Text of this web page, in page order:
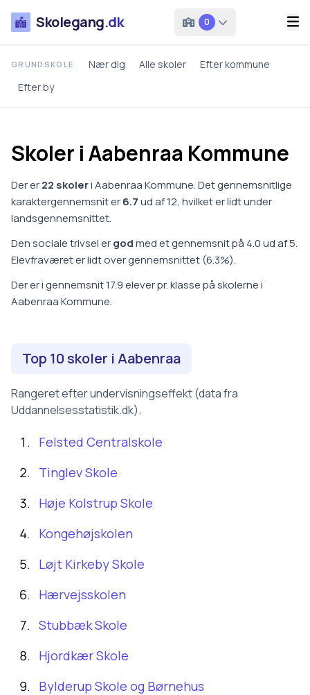
Skolegang.dk 0
GRUNDSKOLE Nær dig Alle skoler
Efter kommune
Efter by
Skoler iAabenraa Kommune
Der er22 skoleriAabenraa Kommune.Det gennemsnitlige
karaktergennemsnit er6.7ud af 12, hvilket erlidt under
landsgennemsnittet.
Den sociale trivsel ergodmed et gennemsnit på 4.0ud af 5.
Elevfraværet erlidt over gennemsnittet (6.3%).
Der er i gennemsnit17.9elever pr. klasse påskolerne i
Aabenraa Kommune.
Top 10 skoler iAabenraa
Rangeret efter undervisningseffekt (data fra
Uddannelsesstatistik.dk).
Felsted Centralskole
Tinglev Skole
Høje Kolstrup Skole
Kongehøjskolen
Løjt Kirkeby Skole
Hærvejsskolen
Stubbæk Skole
Hjordkær Skole
Bylderup Skole og Børnehus